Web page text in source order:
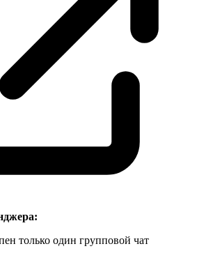
только один групповой чат